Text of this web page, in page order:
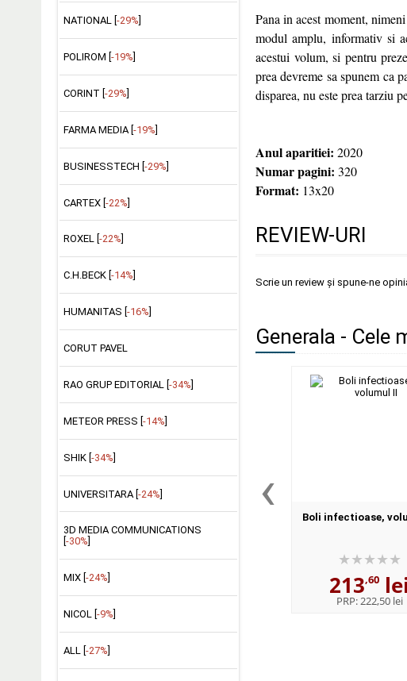
NATIONAL [ -29%
POLIROM [ -19%
CORINT [ -29%
FARMA MEDIA [ -19%
BUSINESSTECH [-29%]
CARTEX [-22%]
ROXEL [ -22%
C.H.BECK [ -14%
HUMANITAS [ -16%
CORUT PAVEL
RAO GRUP EDITORIAL [ -34%
METEOR PRESS [ -14%
SHIK [-34%]
UNIVERSITARA [-24%]
3D MEDIA COMMUNICATIONS
-30%
MIX [ -24%
NICOL [ -9%
ALL [ -27%
Pana in acest moment,
modul amplu, informativ si
acestui volum, si pentru
prea devreme sa spunem ca
disparea, nu este prea tarziu
Anul aparitiei: 2020
Numar pagini: 320
Format: 13x20
REVIEW-URI
Scrie un review și spune-ne
Generala - Cele
‹ Boli infectioase,
213,60 lei
PRP:222,50 lei